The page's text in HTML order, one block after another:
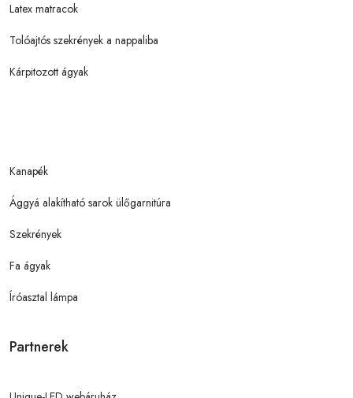
Latex matracok
Tolóajtós szekrények a nappaliba
Kárpitozott ágyak
Kanapék
Ággyá alakítható sarok ülőgarnitúra
Szekrények
Fa ágyak
Íróasztal lámpa
Partnerek